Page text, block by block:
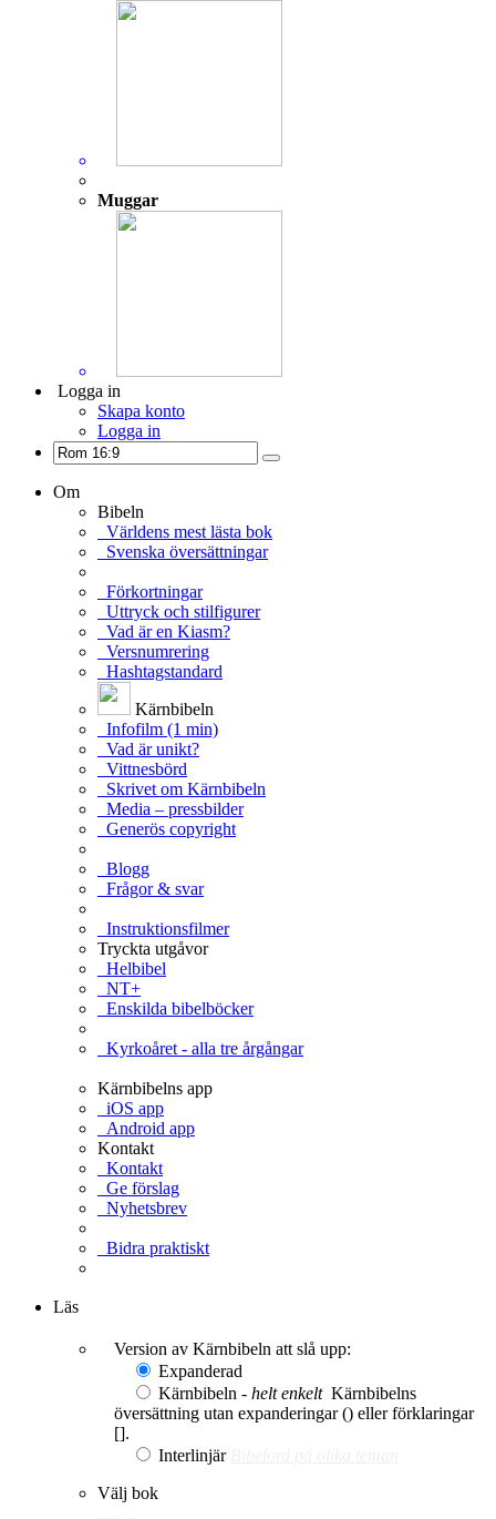
Muggar
Logga in
Skapa konto
Logga in
Om
Bibeln
Världens mest lästa bok
Svenska översättningar
Förkortningar
Uttryck och stilfigurer
Vad är en Kiasm?
Versnumrering
Hashtagstandard
Kärnbibeln
Infofilm (1 min)
Vad är unikt?
Vittnesbörd
Skrivet om Kärnbibeln
Media – pressbilder
Generös copyright
Blogg
Frågor & svar
Instruktionsfilmer
Tryckta utgåvor
Helbibel
NT+
Enskilda bibelböcker
Kyrkoåret - alla tre årgångar
Kärnbibelns app
iOS app
Android app
Kontakt
Kontakt
Ge förslag
Nyhetsbrev
Bidra praktiskt
Läs
Version av Kärnbibeln att slå upp:
Expanderad
Kärnbibeln - helt enkelt Kärnbibelns
översättning utan expanderingar () eller förklaringar
[].
Interlinjär
Välj bok